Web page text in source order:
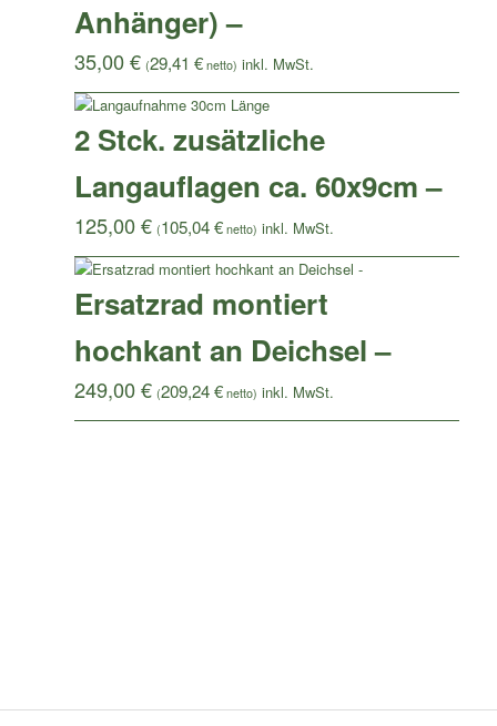
Anhänger) –
35,00€ (29,41 €netto)
2 Stck. zusätzliche
Langauflagen ca. 60x9cm –
125,00€ (105,04€netto)
Ersatzrad montiert
hochkant an Deichsel –
249,00€ (209,24€netto)